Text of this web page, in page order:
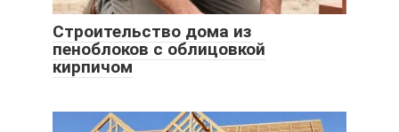
Строительство дома из
пеноблоков с облицовкой
кирпичом